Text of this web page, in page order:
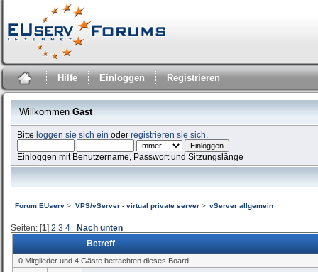
Hilfe Einloggen Registrieren
Willkommen Gast
Bitteloggen sie sich ein oderregistrieren sie sich
Einloggen mit Benutzername, Passwort und Sitzungslänge
Forum EUserv > VPS/vServer - virtual private server> vServer allgemein
Seiten: [1] 2 3 4
Nach unten
Betreff
0 Mitglieder und 4 Gäste betrachten dieses Board.